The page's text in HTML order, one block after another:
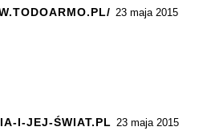
23 maja 2015
I-JEJ-ŚWIAT.PL 23 maja 2015